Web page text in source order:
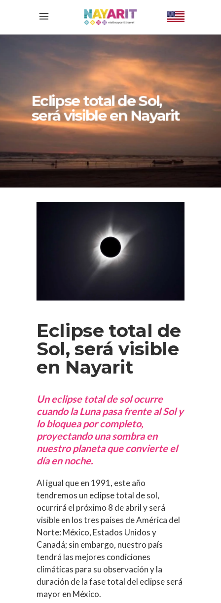
Eclipse total de Sol,
será visible en Nayarit
Eclipse total de
Sol, será visible
en Nayarit
Un eclipse total de sol ocurre
cuando la Luna pasa frente al Sol y
lo bloquea por completo,
proyectando una sombra en
nuestro planeta que convierte el
día en noche.
Al igual que en 1991, este año
tendremos un eclipse total de sol,
ocurrirá el próximo 8 de abril y será
visible en los tres países de América del
Norte: México, Estados Unidos y
Canadá; sin embargo, nuestro país
tendrá las mejores condiciones
climáticas para su observación y la
duración de la fase total del eclipse será
mayor en México.